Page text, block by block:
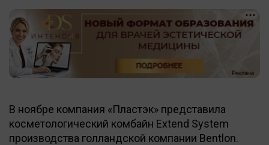
В ноябре компания «Пластэк» представила
косметологический комбайн Extend System
производства голландской компании Bentlon.